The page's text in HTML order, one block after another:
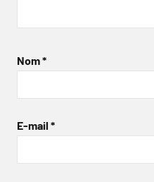
Nom*
E-mail *